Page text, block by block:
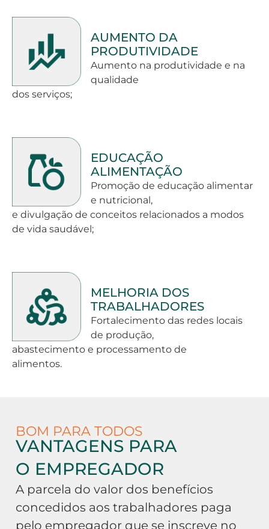
AUMENTO DA
PRODUTIVIDADE
Aumento na produtividade e na
qualidade
dos serviços;
EDUCAÇÃO
ALIMENTAÇÃO
Promoção de educação alimentar
e nutricional,
e divulgação de conceitos relacionados a modos
de vida saudável;
MELHORIA DOS
TRABALHADORES
Fortalecimento das redes locais
de produção,
abastecimento e processamento de
alimentos.
BOM PARA TODOS
VANTAGENS PARA
O EMPREGADOR
A parcela do valor dos benefícios
concedidos aos trabalhadores paga
pelo empregador que se inscreve no